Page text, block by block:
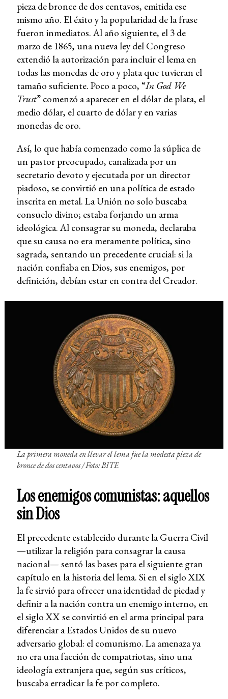
pieza de bronce de dos centavos, emitida ese
mismo año. El éxito y la popularidad de la frase
fueron inmediatos. Al año siguiente, el 3 de
marzo de 1865, una nueva ley del Congreso
extendió la autorización para incluir el lema en
todas las monedas de oro y plata que tuvieran el
tamaño suficiente. Poco a poco, “In God We
Trust” comenzó a aparecer en el dólar de plata, el
medio dólar, el cuarto de dólar y en varias
monedas de oro.
Así, lo que había comenzado como la súplica de
un pastor preocupado, canalizada por un
secretario devoto y ejecutada por un director
piadoso, se convirtió en una política de estado
inscrita en metal. La Unión no solo buscaba
consuelo divino; estaba forjando un arma
ideológica. Al consagrar su moneda, declaraba
que su causa no era meramente política, sino
sagrada, sentando un precedente crucial: si la
nación confiaba en Dios, sus enemigos, por
definición, debían estar en contra del Creador.
La primera moneda en llevar el lema fue la modesta pieza de
bronce de dos centavos / Foto: BITE
Los enemigos comunistas: aquellos
sin Dios
El precedente establecido durante la Guerra Civil
—utilizar la religión para consagrar la causa
nacional— sentó las bases para el siguiente gran
capítulo en la historia del lema. Si en el siglo XIX
la fe sirvió para ofrecer una identidad de piedad y
definir a la nación contra un enemigo interno, en
el siglo XX se convirtió en el arma principal para
diferenciar a Estados Unidos de su nuevo
adversario global: el comunismo. La amenaza ya
no era una facción de compatriotas, sino una
ideología extranjera que, según sus críticos,
buscaba erradicar la fe por completo.